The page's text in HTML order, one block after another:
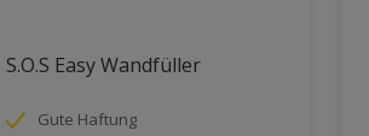
S.O.S Easy Wandfüller
Gute Haftung